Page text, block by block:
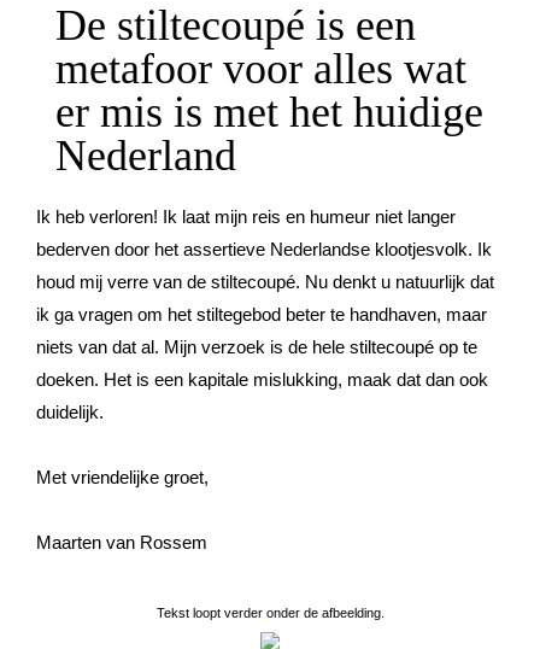
De stiltecoupé is een
metafoor voor alles wat
er mis is met het huidige
Nederland
Ik heb verloren! Ik laat mijn reis en humeur niet langer
bederven door het assertieve Nederlandse klootjesvolk. Ik
houd mij verre van de stiltecoupé. Nu denkt u natuurlijk dat
ik ga vragen om het stiltegebod beter te handhaven, maar
niets van dat al. Mijn verzoek is de hele stiltecoupé op te
doeken. Het is een kapitale mislukking, maak dat dan ook
duidelijk.
Met vriendelijke groet,
Maarten van Rossem
Tekst loopt verder onder de afbeelding.